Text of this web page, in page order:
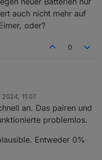
auch nicht mehr auf
oder?
0
2024, 11:07
an. Das pairen und
problemlos.
Entweder 0%